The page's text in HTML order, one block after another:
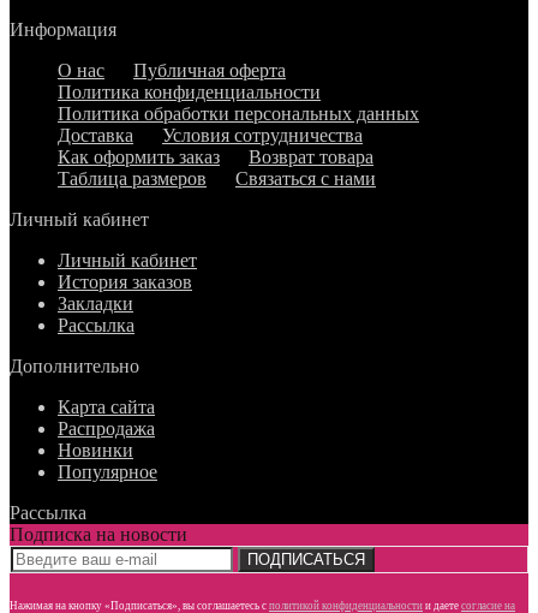
Информация
О нас
Публичная оферта
Политика конфиденциальности
Политика обработки персональных данных
Доставка
Условия сотрудничества
Как оформить заказ
Возврат товара
Таблица размеров
Связаться с нами
Личный кабинет
Личный кабинет
История заказов
Закладки
Рассылка
Дополнительно
Карта сайта
Распродажа
Новинки
Популярное
Рассылка
Подписка на новости
ПОДПИСАТЬСЯ
Нажимая на кнопку «Подписаться», вы соглашаетесь с политикой конфиденциальности и даете согласие на